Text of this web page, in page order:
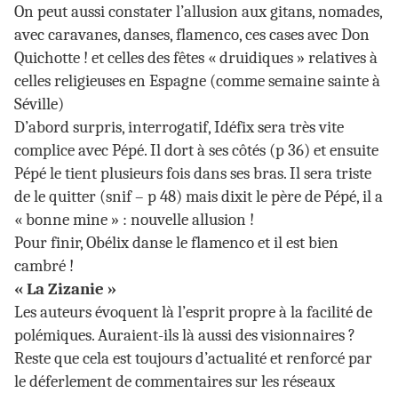
On peut aussi constater l’allusion aux gitans, nomades,
avec caravanes, danses, flamenco, ces cases avec Don
Quichotte ! et celles des fêtes « druidiques » relatives à
celles religieuses en Espagne (comme semaine sainte à
Séville)
D’abord surpris, interrogatif, Idéfix sera très vite
complice avec Pépé. Il dort à ses côtés (p 36) et ensuite
Pépé le tient plusieurs fois dans ses bras. Il sera triste
de le quitter (snif – p 48) mais dixit le père de Pépé, il a
« bonne mine » : nouvelle allusion !
Pour finir, Obélix danse le flamenco et il est bien
cambré !
« La Zizanie »
Les auteurs évoquent là l’esprit propre à la facilité de
polémiques. Auraient-ils là aussi des visionnaires ?
Reste que cela est toujours d’actualité et renforcé par
le déferlement de commentaires sur les réseaux